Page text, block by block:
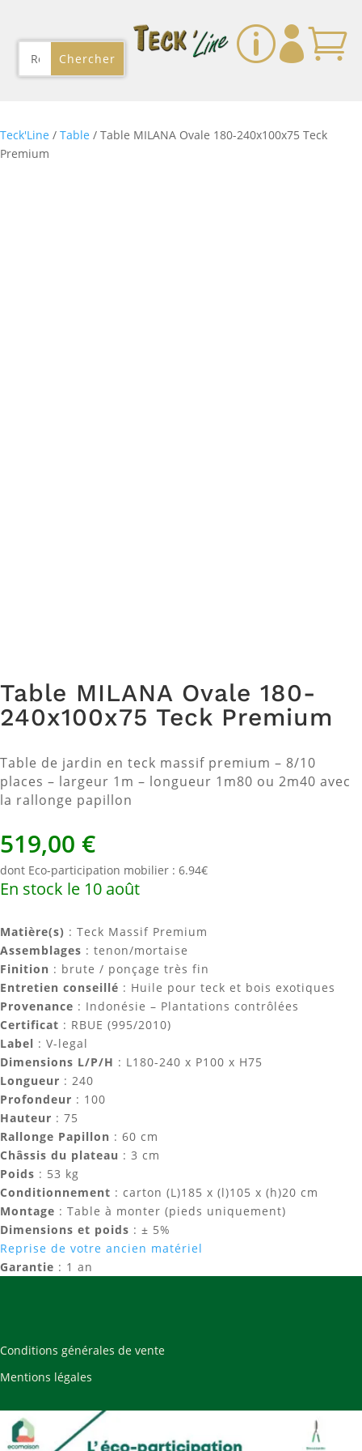
p 
Teck'Line / Table / Table MILANA Ovale 180-240x100x75 Teck
Premium
Table MILANA Ovale 180-
240x100x75 Teck Premium
Table de jardin en teck massif premium – 8/10
places – largeur 1m – longueur 1m80 ou 2m40 avec
la rallonge papillon
519,00 €
dont Eco-participation mobilier : 6.94€
En stock le 10 août
Matière(s) : Teck Massif Premium
Assemblages : tenon/mortaise
Finition : brute / ponçage très fin
Entretien conseillé : Huile pour teck et bois exotiques
Provenance : Indonésie – Plantations contrôlées
Certificat : RBUE (995/2010)
Label : V-legal
Dimensions L/P/H : L180-240 x P100 x H75
Longueur : 240
Profondeur : 100
Hauteur : 75
Rallonge Papillon : 60 cm
Châssis du plateau : 3 cm
Poids : 53 kg
Conditionnement : carton (L)185 x (l)105 x (h)20 cm
Montage : Table à monter (pieds uniquement)
Dimensions et poids : ± 5%
Reprise de votre ancien matériel
Garantie : 1 an
Conditions générales de vente
Mentions légales